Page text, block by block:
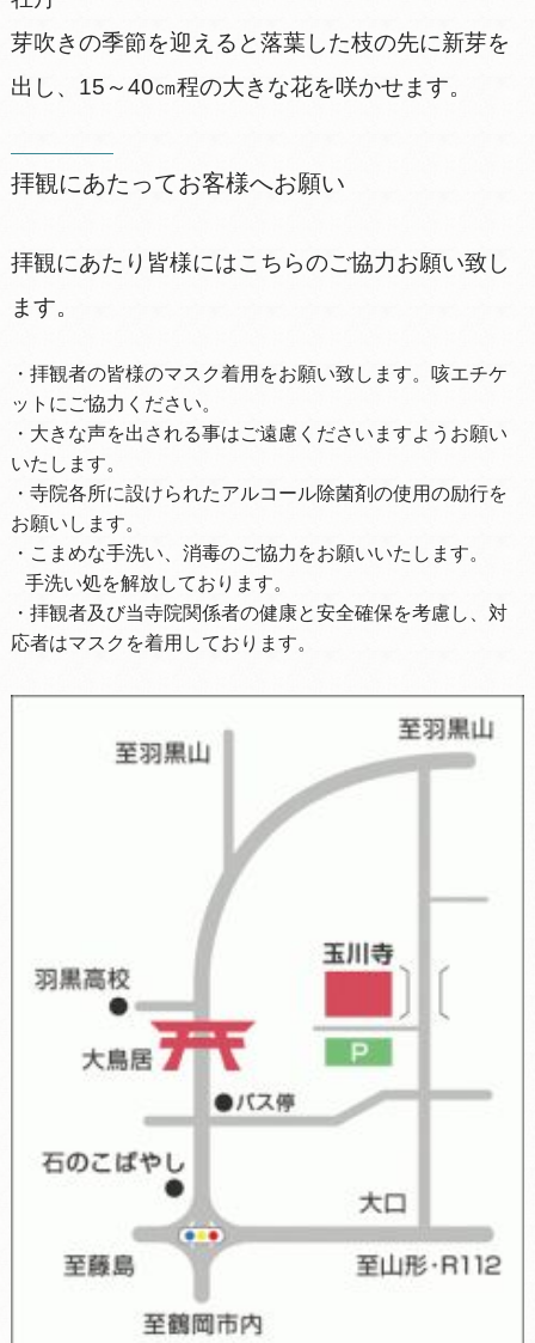
芽吹きの季節を迎えると落葉した枝の先に新芽を
出し、15～40㎝程の大きな花を咲かせます。
拝観にあたってお客様へお願い
拝観にあたり皆様にはこちらのご協力お願い致し
ます。
・拝観者の皆様のマスク着用をお願い致します。咳エチケ
ットにご協力ください。
・大きな声を出される事はご遠慮くださいますようお願い
いたします。
・寺院各所に設けられたアルコール除菌剤の使用の励行を
お願いします。
・こまめな手洗い、消毒のご協力をお願いいたします。
手洗い処を解放しております。
・拝観者及び当寺院関係者の健康と安全確保を考慮し、対
応者はマスクを着用しております。